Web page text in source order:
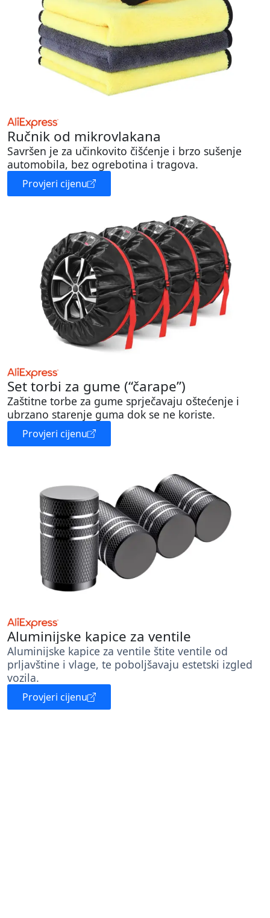
Ručnik od mikrovlakana
Savršen je za učinkovito čišćenje i brzo sušenje
automobila, bez ogrebotina i tragova.
Provjeri cijenu
Set torbi za gume (“čarape”)
Zaštitne torbe za gume sprječavaju oštećenje i
ubrzano starenje guma dok se ne koriste.
Provjeri cijenu
Aluminijske kapice za ventile
Aluminijske kapice za ventile štite ventile od
prljavštine i vlage, te poboljšavaju estetski izgled
vozila.
Provjeri cijenu